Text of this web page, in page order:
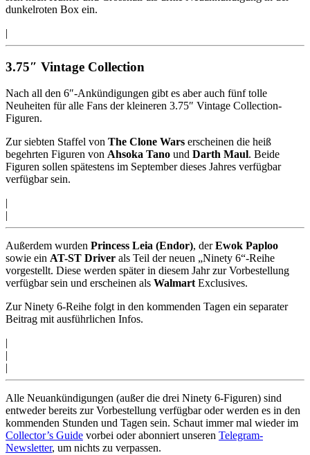
dunkelroten Box ein.
|
3.75″ Vintage Collection
Nach all den 6″-Ankündigungen gibt es aber auch fünf tolle
Neuheiten für alle Fans der kleineren 3.75″ Vintage Collection-
Figuren.
Zur siebten Staffel von The Clone Wars erscheinen die heiß
begehrten Figuren von Ahsoka Tano und Darth Maul. Beide
Figuren sollen spätestens im September dieses Jahres verfügbar
verfügbar sein.
|
|
Außerdem wurden Princess Leia (Endor), derEwok Paploo
sowie ein AT-ST Driver als Teil der neuen „Ninety 6“-Reihe
vorgestellt. Diese werden später in diesem Jahr zur Vorbestellung
verfügbar sein und erscheinen als Walmart Exclusives.
Zur Ninety 6-Reihe folgt in den kommenden Tagen ein separater
Beitrag mit ausführlichen Infos.
|
|
|
Alle Neuankündigungen (außer die drei Ninety 6-Figuren) sind
entweder bereits zur Vorbestellung verfügbar oder werden es in den
kommenden Stunden und Tagen sein. Schaut immer mal wieder im
Collector’s Guide vorbei oder abonniert unseren Telegram-
Newsletter, um nichts zu verpassen.